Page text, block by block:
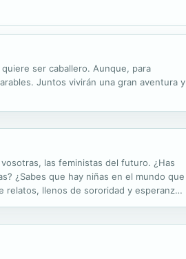
ser caballero. Aunque, para
Juntos vivirán una gran aventura y
las feministas del futuro. ¿Has
¿Sabes que hay niñas en el mundo que
relatos, llenos de sororidad y esperanza,
*...